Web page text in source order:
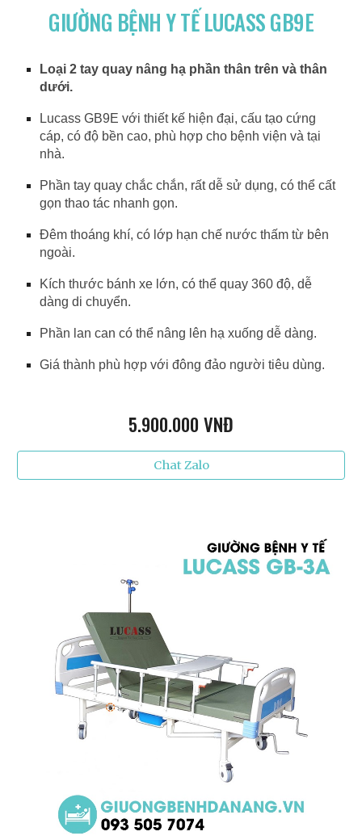
GIƯỜNG BỆNH Y TẾ LUCASS GB9E
Loại 2 tay quay nâng hạ phần thân trên và thân
dưới.
Lucass GB9E với thiết kế hiện đại, cấu tạo cứng
cáp, có độ bền cao, phù hợp cho bệnh viện và tại
nhà.
Phần tay quay chắc chắn, rất dễ sử dụng, có thể cất
gọn thao tác nhanh gọn.
Đêm thoáng khí, có lớp hạn chế nước thấm từ bên
ngoài.
Kích thước bánh xe lớn, có thể quay 360 độ, dễ
dàng di chuyển.
Phần lan can có thể nâng lên hạ xuống dễ dàng.
Giá thành phù hợp với đông đảo người tiêu dùng.
5.900.000 VNĐ
Chat Zalo